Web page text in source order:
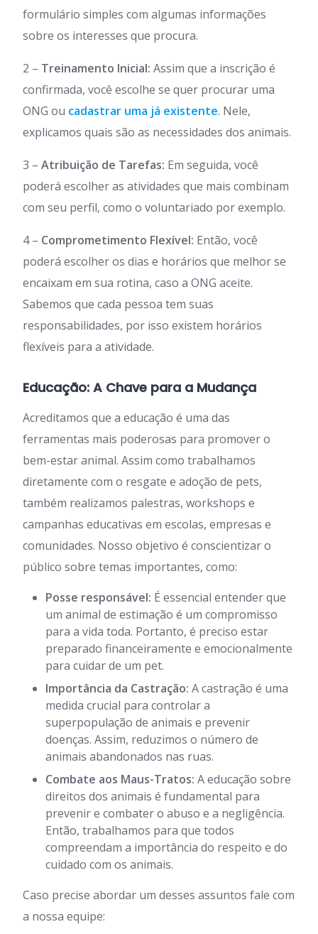
formulário simples com algumas informações
sobre os interesses que procura.
2 – Treinamento Inicial: Assim que a inscrição é
confirmada, você escolhe se quer procurar uma
ONG ou cadastrar uma já existente. Nele,
explicamos quais são as necessidades dos animais.
3 – Atribuição de Tarefas: Em seguida, você
poderá escolher as atividades que mais combinam
com seu perfil, como o voluntariado por exemplo.
4 – Comprometimento Flexível: Então, você
poderá escolher os dias e horários que melhor se
encaixam em sua rotina, caso a ONG aceite.
Sabemos que cada pessoa tem suas
responsabilidades, por isso existem horários
flexíveis para a atividade.
Educação: A Chave para a Mudança
Acreditamos que a educação é uma das
ferramentas mais poderosas para promover o
bem-estar animal. Assim como trabalhamos
diretamente com o resgate e adoção de pets,
também realizamos palestras, workshops e
campanhas educativas em escolas, empresas e
comunidades. Nosso objetivo é conscientizar o
público sobre temas importantes, como:
Posse responsável: É essencial entender que
um animal de estimação é um compromisso
para a vida toda. Portanto, é preciso estar
preparado financeiramente e emocionalmente
para cuidar de um pet.
Importância da Castração: A castração é uma
medida crucial para controlar a
superpopulação de animais e prevenir
doenças. Assim, reduzimos o número de
animais abandonados nas ruas.
Combate aos Maus-Tratos: A educação sobre
direitos dos animais é fundamental para
prevenir e combater o abuso e a negligência.
Então, trabalhamos para que todos
compreendam a importância do respeito e do
cuidado com os animais.
Caso precise abordar um desses assuntos fale com
a nossa equipe: